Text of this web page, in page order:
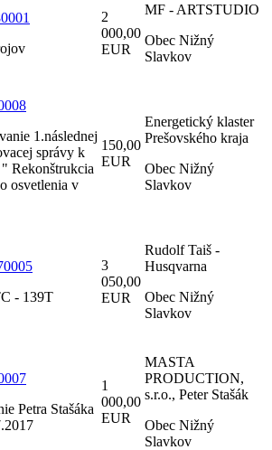
2
000,00
EUR
MF - ARTSTUDIO
Obec Nižný
Slavkov
1.následnej
správy k
Rekonštrukcia
osvetlenia v
150,00
EUR
Energetický klaster
Prešovského kraja
Obec Nižný
Slavkov
- 139T
3
050,00
EUR
Rudolf Taiš -
Husqvarna
Obec Nižný
Slavkov
Petra Stašáka
1
000,00
EUR
MASTA
PRODUCTION,
s.r.o., Peter Stašák
Obec Nižný
Slavkov